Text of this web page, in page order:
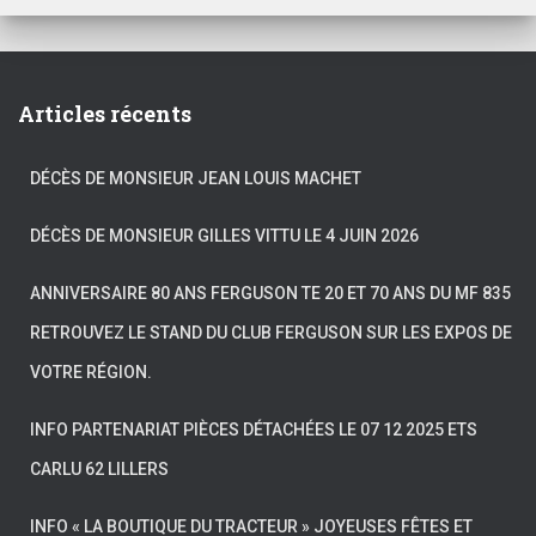
Articles récents
DÉCÈS DE MONSIEUR JEAN LOUIS MACHET
DÉCÈS DE MONSIEUR GILLES VITTU LE 4 JUIN 2026
ANNIVERSAIRE 80 ANS FERGUSON TE 20 ET 70 ANS DU MF 835
RETROUVEZ LE STAND DU CLUB FERGUSON SUR LES EXPOS DE
VOTRE RÉGION.
INFO PARTENARIAT PIÈCES DÉTACHÉES LE 07 12 2025 ETS
CARLU 62 LILLERS
INFO « LA BOUTIQUE DU TRACTEUR » JOYEUSES FÊTES ET